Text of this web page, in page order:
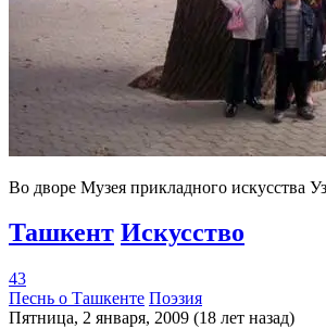
Во дворе Музея прикладного искусства
Ташкент Искусство
43
Песнь о Ташкенте Поэзия
Пятница, 2 января, 2009 (18 лет назад)